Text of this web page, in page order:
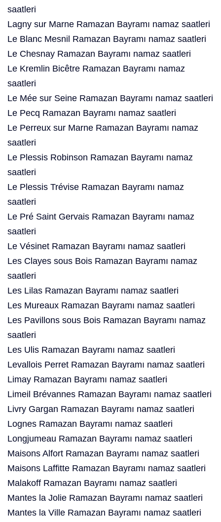
saatleri
Lagny sur Marne Ramazan Bayramı namaz saatleri
Le Blanc Mesnil Ramazan Bayramı namaz saatleri
Le Chesnay Ramazan Bayramı namaz saatleri
Le Kremlin Bicêtre Ramazan Bayramı namaz
saatleri
Le Mée sur Seine Ramazan Bayramı namaz saatleri
Le Pecq Ramazan Bayramı namaz saatleri
Le Perreux sur Marne Ramazan Bayramı namaz
saatleri
Le Plessis Robinson Ramazan Bayramı namaz
saatleri
Le Plessis Trévise Ramazan Bayramı namaz
saatleri
Le Pré Saint Gervais Ramazan Bayramı namaz
saatleri
Le Vésinet Ramazan Bayramı namaz saatleri
Les Clayes sous Bois Ramazan Bayramı namaz
saatleri
Les Lilas Ramazan Bayramı namaz saatleri
Les Mureaux Ramazan Bayramı namaz saatleri
Les Pavillons sous Bois Ramazan Bayramı namaz
saatleri
Les Ulis Ramazan Bayramı namaz saatleri
Levallois Perret Ramazan Bayramı namaz saatleri
Limay Ramazan Bayramı namaz saatleri
Limeil Brévannes Ramazan Bayramı namaz saatleri
Livry Gargan Ramazan Bayramı namaz saatleri
Lognes Ramazan Bayramı namaz saatleri
Longjumeau Ramazan Bayramı namaz saatleri
Maisons Alfort Ramazan Bayramı namaz saatleri
Maisons Laffitte Ramazan Bayramı namaz saatleri
Malakoff Ramazan Bayramı namaz saatleri
Mantes la Jolie Ramazan Bayramı namaz saatleri
Mantes la Ville Ramazan Bayramı namaz saatleri